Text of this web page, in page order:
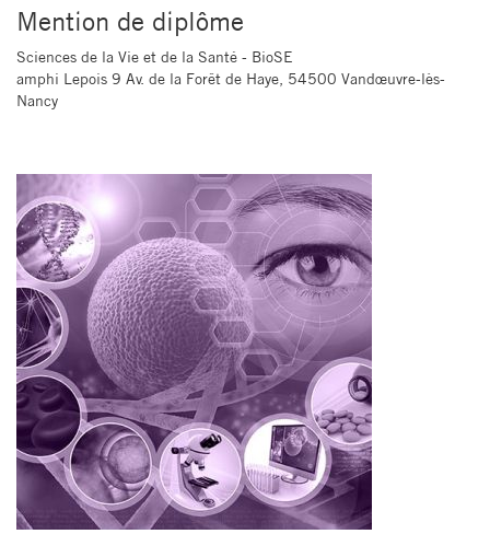
Mention de diplôme
Sciences de la Vie et de la Santé - BioSE
amphi Lepois 9 Av. de la Forêt de Haye, 54500 Vandœuvre-lès-
Nancy